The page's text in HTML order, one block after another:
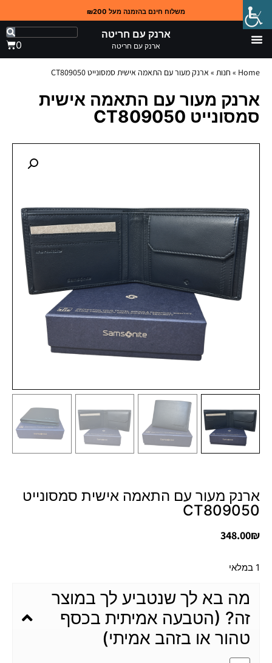
משלוח חינם בהזמנה מעל ₪200
ארנק עם חריטה
ארנק עם חריטה 0
Home
» חנות » ארנק מעור עם התאמה אישית סמסונייט CT809050
ארנק מעור עם התאמה אישית
סמסונייט CT809050
ארנק מעור עם התאמה אישית סמסונייט
CT809050
348.00₪
1 במלאי
מה בא לך שנטביע לך במוצר
זה? (הטבעה אמיתית בכסף
טהור או בזהב אמיתי)